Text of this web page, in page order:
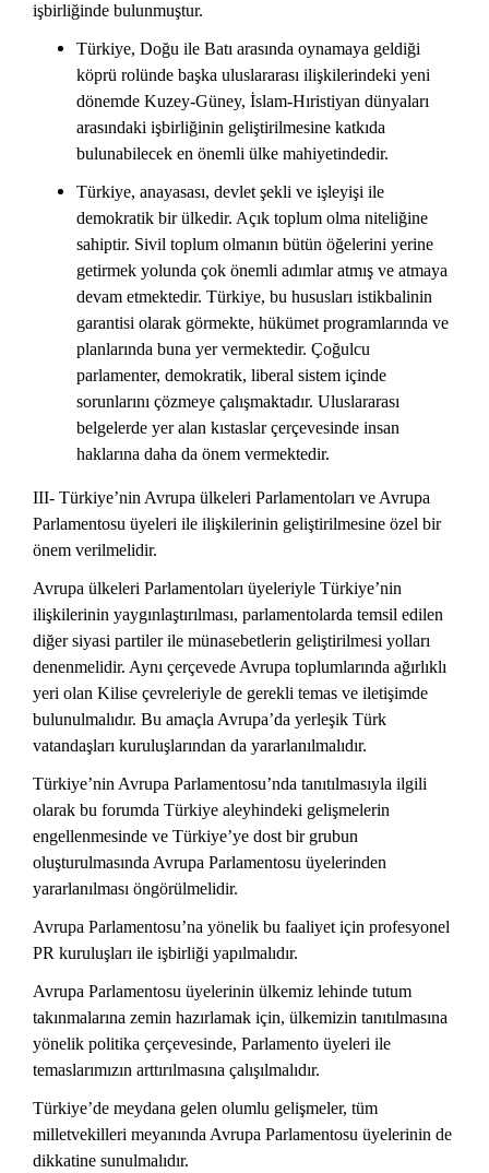
işbirliğinde bulunmuştur.
Türkiye, Doğu ile Batı arasında oynamaya geldiği
köprü rolünde başka uluslararası ilişkilerindeki yeni
dönemde Kuzey-Güney, İslam-Hıristiyan dünyaları
arasındaki işbirliğinin geliştirilmesine katkıda
bulunabilecek en önemli ülke mahiyetindedir.
Türkiye, anayasası, devlet şekli ve işleyişi ile
demokratik bir ülkedir. Açık toplum olma niteliğine
sahiptir. Sivil toplum olmanın bütün öğelerini yerine
getirmek yolunda çok önemli adımlar atmış ve atmaya
devam etmektedir. Türkiye, bu hususları istikbalinin
garantisi olarak görmekte, hükümet programlarında ve
planlarında buna yer vermektedir. Çoğulcu
parlamenter, demokratik, liberal sistem içinde
sorunlarını çözmeye çalışmaktadır. Uluslararası
belgelerde yer alan kıstaslar çerçevesinde insan
haklarına daha da önem vermektedir.
III- Türkiye’nin Avrupa ülkeleri Parlamentoları ve Avrupa
Parlamentosu üyeleri ile ilişkilerinin geliştirilmesine özel bir
önem verilmelidir.
Avrupa ülkeleri Parlamentoları üyeleriyle Türkiye’nin
ilişkilerinin yaygınlaştırılması, parlamentolarda temsil edilen
diğer siyasi partiler ile münasebetlerin geliştirilmesi yolları
denenmelidir. Aynı çerçevede Avrupa toplumlarında ağırlıklı
yeri olan Kilise çevreleriyle de gerekli temas ve iletişimde
bulunulmalıdır. Bu amaçla Avrupa’da yerleşik Türk
vatandaşları kuruluşlarından da yararlanılmalıdır.
Türkiye’nin Avrupa Parlamentosu’nda tanıtılmasıyla ilgili
olarak bu forumda Türkiye aleyhindeki gelişmelerin
engellenmesinde ve Türkiye’ye dost bir grubun
oluşturulmasında Avrupa Parlamentosu üyelerinden
yararlanılması öngörülmelidir.
Avrupa Parlamentosu’na yönelik bu faaliyet için profesyonel
PR kuruluşları ile işbirliği yapılmalıdır.
Avrupa Parlamentosu üyelerinin ülkemiz lehinde tutum
takınmalarına zemin hazırlamak için, ülkemizin tanıtılmasına
yönelik politika çerçevesinde, Parlamento üyeleri ile
temaslarımızın arttırılmasına çalışılmalıdır.
Türkiye’de meydana gelen olumlu gelişmeler, tüm
milletvekilleri meyanında Avrupa Parlamentosu üyelerinin de
dikkatine sunulmalıdır.